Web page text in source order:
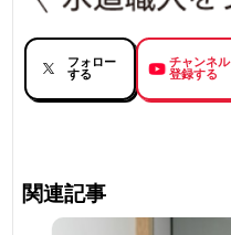
フォロー
する
チャンネル
登録する
関連記事